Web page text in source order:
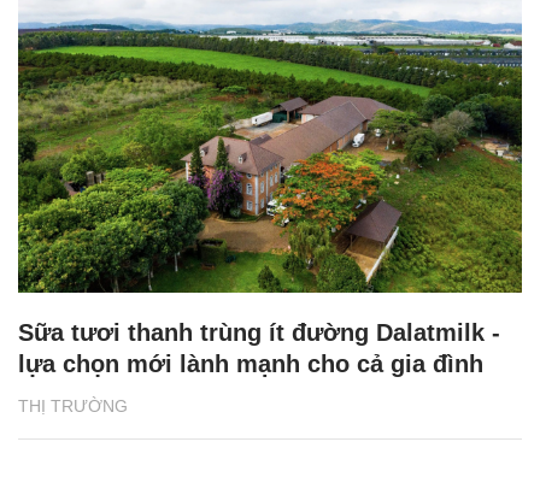
THỊ TRƯỜNG
Sữa tươi thanh trùng ít đường Dalatmilk -
lựa chọn mới lành mạnh cho cả gia đình